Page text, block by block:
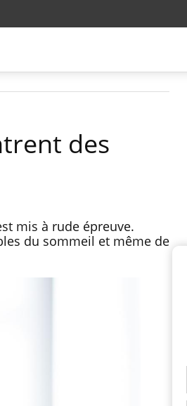
des
mis à rude épreuve.
du sommeil et même de